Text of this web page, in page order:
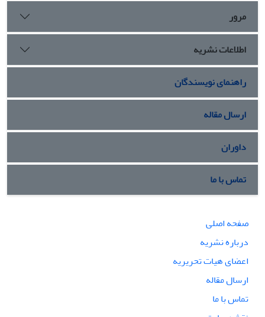
مرور
اطلاعات نشریه
راهنمای نویسندگان
ارسال مقاله
داوران
تماس با ما
صفحه اصلی
درباره نشریه
اعضای هیات تحریریه
ارسال مقاله
تماس با ما